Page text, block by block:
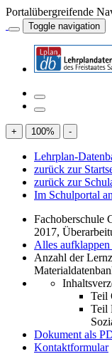
Portalübergreifende
Toggle navigation
+ 100% -
Lehrplan-
zurück zur
zurück zur
Im Schulportal
Fachoberschule
2017,
Alles aufklappen
Anzahl der
Teil
Teil
Dokument als
Kontaktformular